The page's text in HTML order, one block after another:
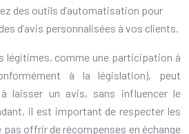
des outils d’automatisation pour
d’avis personnalisées à vos clients.
légitimes, comme une participation à
à la législation), peut
laisser un avis, sans influencer le
il est important de respecter les
pas offrir de récompenses en échange